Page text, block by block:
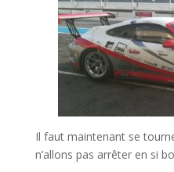
Il faut maintenant se
n’allons pas arrêter en si